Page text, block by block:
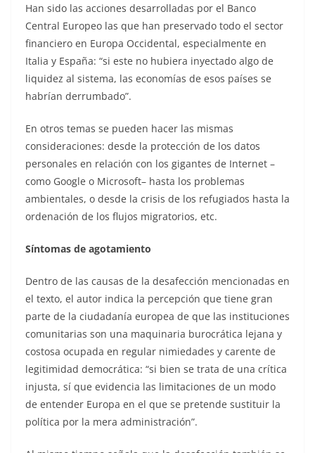
Han sido las acciones desarrolladas por el Banco
Central Europeo las que han preservado todo el sector
financiero en Europa Occidental, especialmente en
Italia y España: “si este no hubiera inyectado algo de
liquidez al sistema, las economías de esos países se
habrían derrumbado”.
En otros temas se pueden hacer las mismas
consideraciones: desde la protección de los datos
personales en relación con los gigantes de Internet –
como Google o Microsoft– hasta los problemas
ambientales, o desde la crisis de los refugiados hasta la
ordenación de los flujos migratorios, etc.
Síntomas de agotamiento
Dentro de las causas de la desafección mencionadas en
el texto, el autor indica la percepción que tiene gran
parte de la ciudadanía europea de que las instituciones
comunitarias son una maquinaria burocrática lejana y
costosa ocupada en regular nimiedades y carente de
legitimidad democrática: “si bien se trata de una crítica
injusta, sí que evidencia las limitaciones de un modo
de entender Europa en el que se pretende sustituir la
política por la mera administración”.